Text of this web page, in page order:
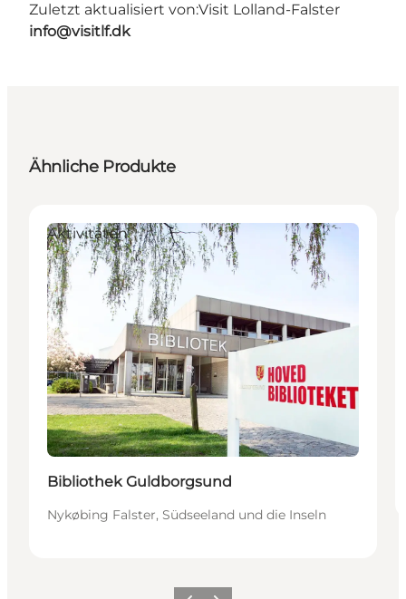
Zuletzt aktualisiert von:Visit Lolland-Falster
info@visitlf.dk
Ähnliche Produkte
Aktivitäten
Bibliothek Guldborgsund
Nykøbing Falster, Südseeland und die Inseln